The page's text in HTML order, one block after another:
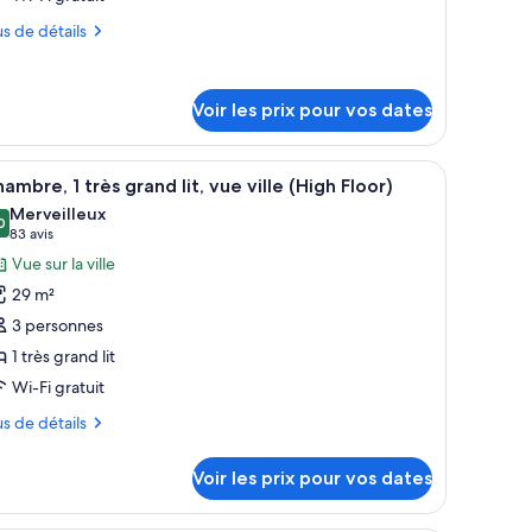
de détails
Voir les prix pour vos dates
et d’une grande fenêtre donnant sur la ville.
de chevet dotée d’un lavabo blanc et un luminaire suspendu.
:
Une chambre d’hôtel moderne équipée
5 1 très grand lit, vue ville (High Floor)
sur 10
Merveilleux
83 avis
(83 avis)
Vue sur la ville
29 m²
3 personnes
1 très grand lit
Wi-Fi gratuit
de détails
Voir les prix pour vos dates